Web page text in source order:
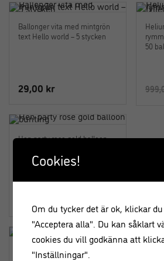
50
Ballonger vita med mintgrön
text Hello world – 5 stycken
29,00 kr
Hen party rose gold balloon
Folieballong – Baby Guld
Cookies!
Om du tycker det är ok, klickar
"Acceptera alla". Du kan såklart
cookies du vill godkänna att
"Inställningar".